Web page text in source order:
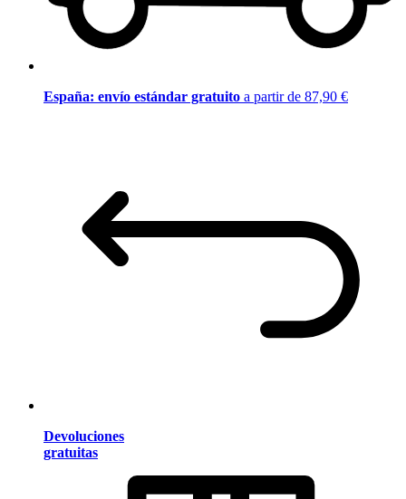
España: envío estándar gratuito a partir de 87,90 €
Devoluciones
gratuitas